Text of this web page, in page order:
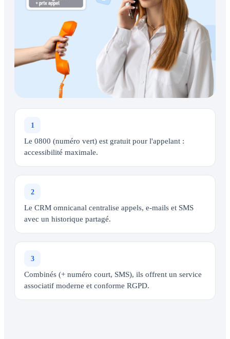
1
Le 0800 (numéro vert) est gratuit pour l'appelant :
accessibilité maximale.
2
Le CRM omnicanal centralise appels, e-mails et SMS
avec un historique partagé.
3
Combinés (+ numéro court, SMS), ils offrent un service
associatif moderne et conforme RGPD.